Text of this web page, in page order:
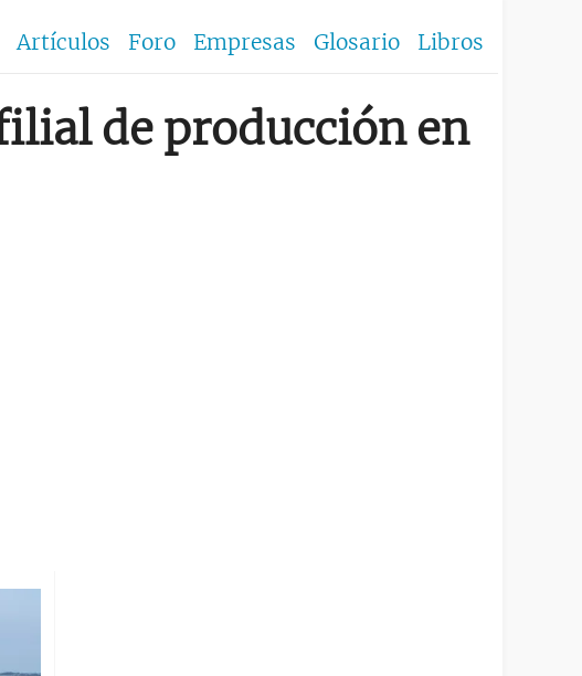
Artículos Foro Empresas Glosario Libros
de producción en